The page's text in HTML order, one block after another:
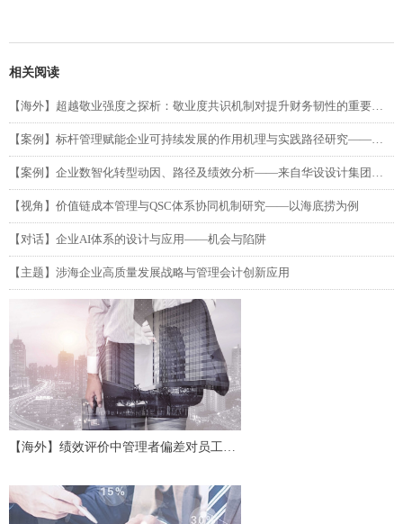
【海外】绩效评价中管理者偏差对员工努
相关阅读
【海外】超越敬业强度之探析：敬业度共识机制对提升财务韧性的重要性（第二部分）
【案例】标杆管理赋能企业可持续发展的作用机理与实践路径研究——以吉利汽车为例
【案例】企业数智化转型动因、路径及绩效分析——来自华设设计集团的单案例研究
【视角】价值链成本管理与QSC体系协同机制研究——以海底捞为例
【对话】企业AI体系的设计与应用——机会与陷阱
【主题】涉海企业高质量发展战略与管理会计创新应用